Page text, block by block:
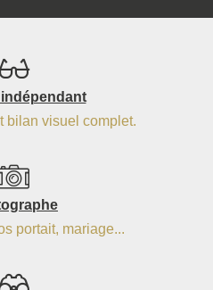
bilan visuel complet.
portait, mariage...